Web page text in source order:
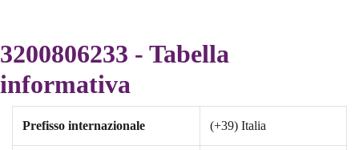
3200806233 - Tabella
informativa
Prefisso internazionale (+39) Italia